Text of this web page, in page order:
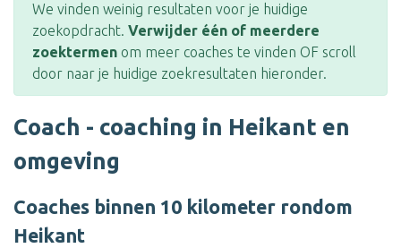
We vinden weinig resultaten voor je huidige
zoekopdracht. Verwijder één of meerdere
zoektermen om meer coaches te vinden OF scroll
door naar je huidige zoekresultaten hieronder.
Coach - coaching in Heikant en
omgeving
Coaches binnen 10 kilometer rondom
Heikant